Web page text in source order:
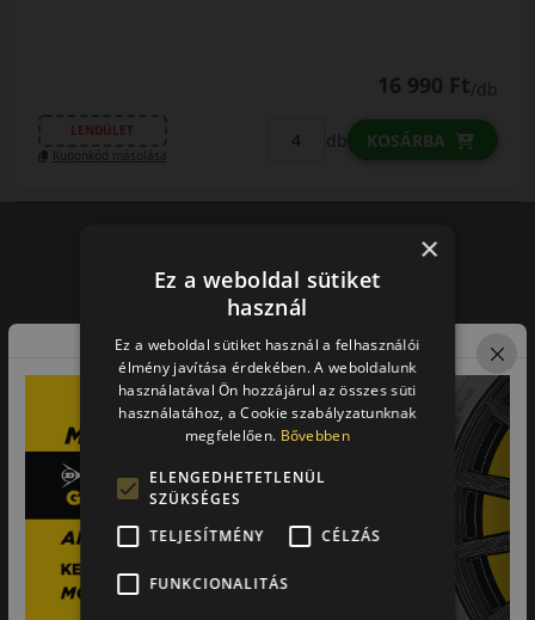
16 990 Ft/db
LENDÜLET
Kuponkód másolása
db KOSÁRBA
Vásárlói vélemények
97.76%
a vásárlók közül ajánlaná ismerősének ezt a boltot.
21659vélemény alapján
×
Ez a weboldal sütiket
használ
Ez a weboldal sütiket használ a felhasználói
élmény javítása érdekében. A weboldalunk
használatával Ön hozzájárul az összes süti
használatához, a Cookie szabályzatunknak
megfelelően. Bővebben
ELENGEDHETETLENÜL
SZÜKSÉGES
TELJESÍTMÉNY
CÉLZÁS
FUNKCIONALITÁS